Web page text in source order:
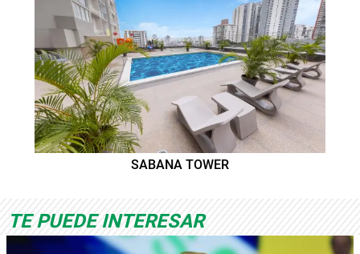
SABANA TOWER
TE PUEDE INTERESAR